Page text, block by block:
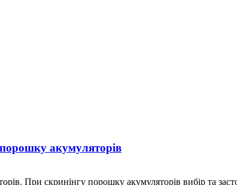
порошку акумуляторів
При скринінгу порошку акумуляторів вибір та